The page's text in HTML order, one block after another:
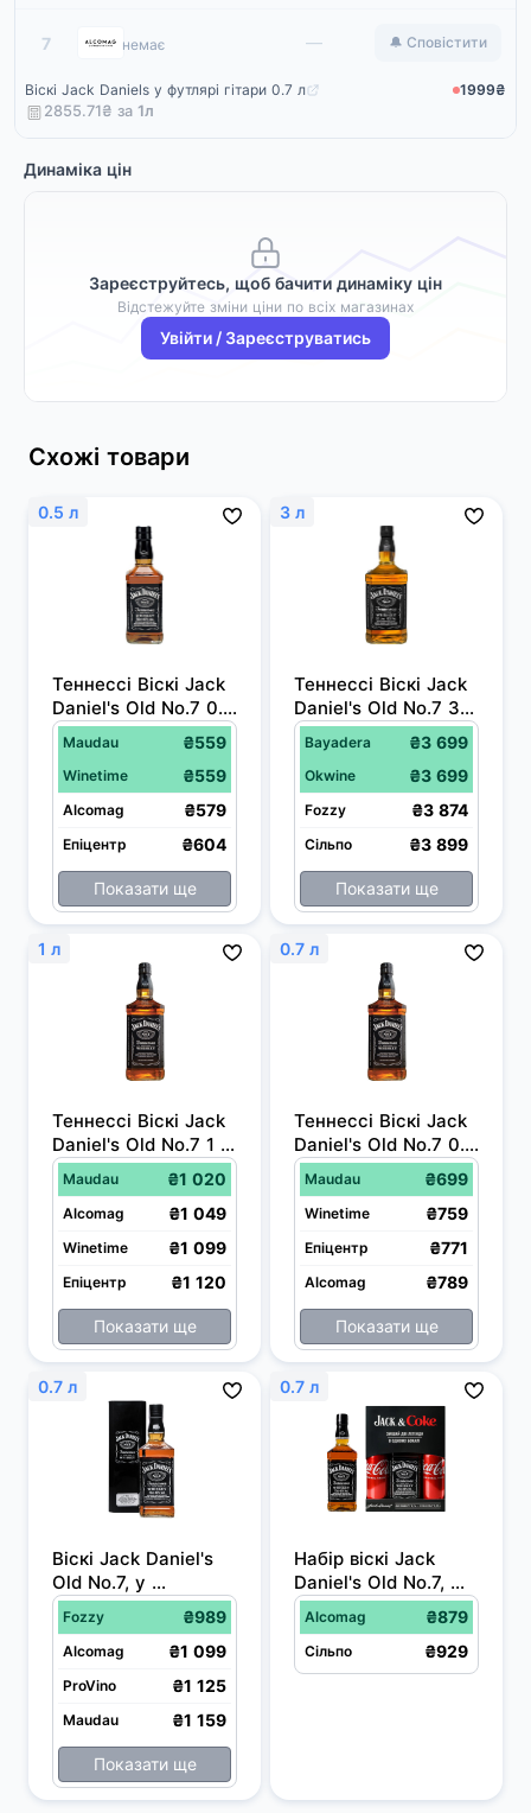
7 Alcomag
немає — 🔔 Сповістити
Віскі Jack Daniels у футлярі гітари 0.7 л
1999₴
2855.71₴ за 1л
Динаміка цін
Зареєструйтесь, щоб бачити динаміку цін
Відстежуйте зміни ціни по всіх магазинах
Увійти / Зареєструватись
Схожі товари
0.5 л
Теннессі Віскі Jack
Daniel's Old No.7 0.5
л 40%
Maudau ₴559
Winetime ₴559
Alcomag ₴579
Епіцентр ₴604
Показати ще
3 л
Теннессі Віскі Jack
Daniel's Old No.7 3 л
40% (без підставки)
Bayadera ₴3 699
Okwine ₴3 699
Fozzy ₴3 874
Сільпо ₴3 899
Показати ще
1 л
Теннессі Віскі Jack
Daniel's Old No.7 1 л
40%
Maudau ₴1 020
Alcomag ₴1 049
Winetime ₴1 099
Епіцентр ₴1 120
Показати ще
0.7 л
Теннессі Віскі Jack
Daniel's Old No.7 0.7
л 40%
Maudau ₴699
Winetime ₴759
Епіцентр ₴771
Alcomag ₴789
Показати ще
0.7 л
Віскі Jack Daniel's
Old No.7, у
металевій коробці,
40%, 0,7 л
Fozzy ₴989
Alcomag ₴1 099
ProVino ₴1 125
Maudau ₴1 159
Показати ще
0.7 л
Набір віскі Jack
Daniel's Old No.7,
40%, 0,7 л + Coca-
Cola, 0,33 л
Alcomag ₴879
Сільпо ₴929